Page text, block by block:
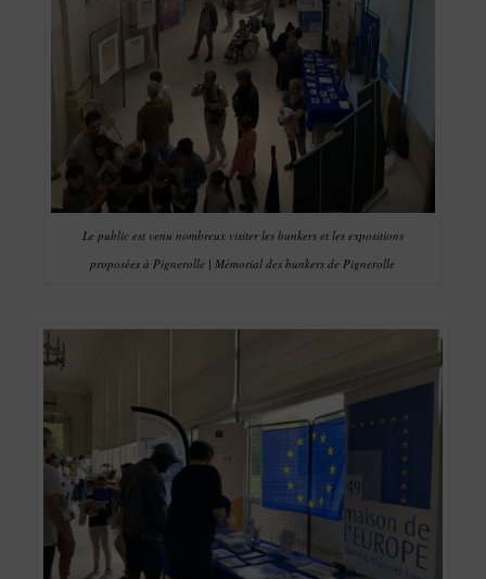
Le public est venu nombreux visiter les bunkers et les expositions
proposées à Pignerolle | Mémorial des bunkers de Pignerolle